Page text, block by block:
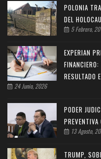
POLONIA
DEL
5 Febrero,
EXPERIAN
RESULTADO
24 Junio, 2026
PODER
13 Agosto,
TRUMP,